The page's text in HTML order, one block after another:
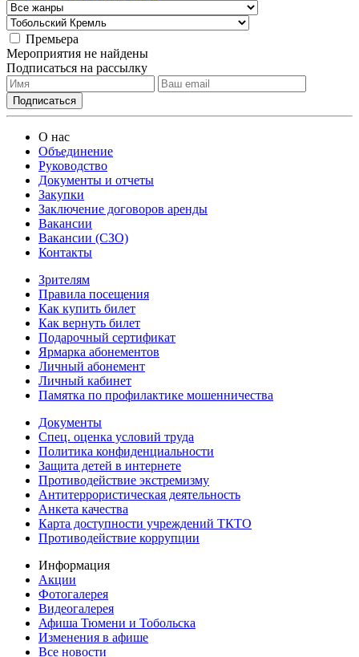
Премьера
Мероприятия не найдены
Подписаться на рассылку
О нас
Объединение
Руководство
Документы и отчеты
Закупки
Заключение договоров аренды
Вакансии
Вакансии (СЗО)
Контакты
Зрителям
Правила посещения
Как купить билет
Как вернуть билет
Подарочный сертификат
Ярмарка абонементов
Личный абонемент
Личный кабинет
Памятка по профилактике мошенничества
Документы
Спец. оценка условий труда
Политика конфиденциальности
Защита детей в интернете
Противодействие экстремизму
Антитеррористическая деятельность
Анкета качества
Карта доступности учреждений ТКТО
Противодействие коррупции
Информация
Акции
Фотогалерея
Видеогалерея
Афиша Тюмени и Тобольска
Изменения в афише
Все новости